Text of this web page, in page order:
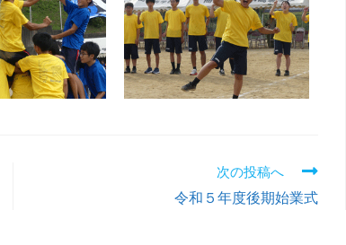
次の投稿へ
令和５年度後期始業式